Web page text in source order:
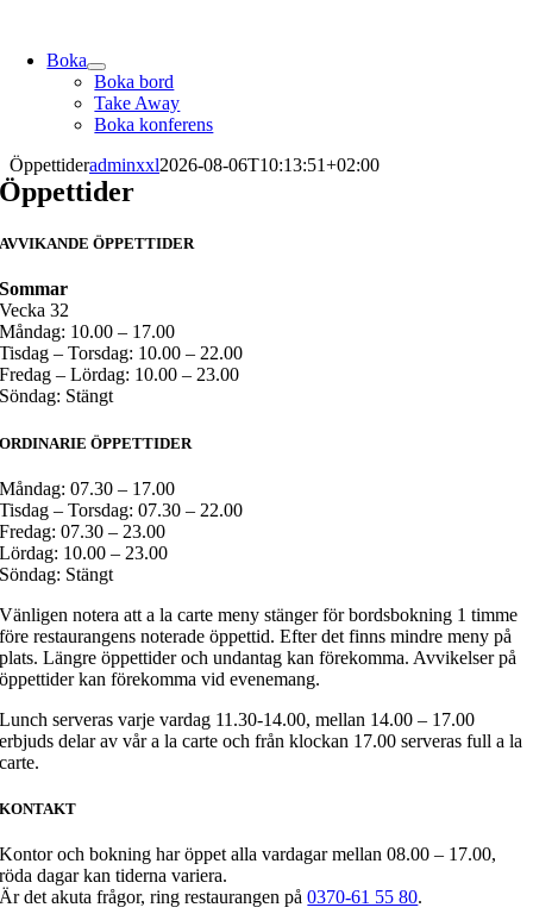
contentBoka
Boka bord
Take Away
Boka konferens
Öppettideradminxxl2026-08-06T10:13:51+02:00
Öppettider
AVVIKANDE ÖPPETTIDER
Sommar
Vecka 32
Måndag: 10.00 – 17.00
Tisdag – Torsdag: 10.00 – 22.00
Fredag – Lördag: 10.00 – 23.00
Söndag: Stängt
ORDINARIE ÖPPETTIDER
Måndag: 07.30 – 17.00
Tisdag – Torsdag: 07.30 – 22.00
Fredag: 07.30 – 23.00
Lördag: 10.00 – 23.00
Söndag: Stängt
Vänligen notera att a la carte meny stänger för bordsbokning 1 timme
före restaurangens noterade öppettid. Efter det finns mindre meny på
plats. Längre öppettider och undantag kan förekomma. Avvikelser på
öppettider kan förekomma vid evenemang.
Lunch serveras varje vardag 11.30-14.00, mellan 14.00 – 17.00
erbjuds delar av vår a la carte och från klockan 17.00 serveras full a la
carte.
KONTAKT
Kontor och bokning har öppet alla vardagar mellan 08.00 – 17.00,
röda dagar kan tiderna variera.
Är det akuta frågor, ring restaurangen på0370-61 55 80.